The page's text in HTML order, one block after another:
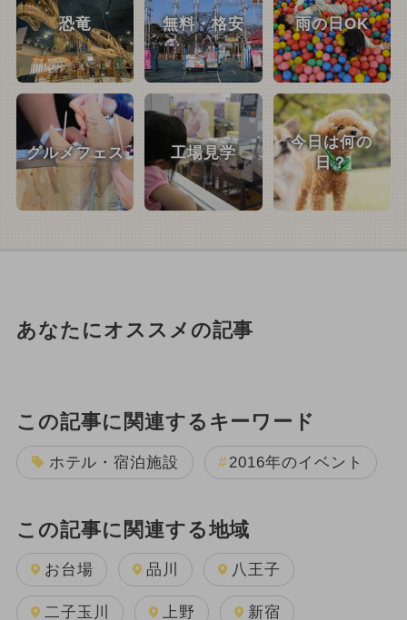
恐竜 無料・格安 雨の日OK
グルメフェス 工場見学
今日は何の
日？
あなたにオススメの記事
この記事に関連するキーワード
ホテル・宿泊施設 2016年のイベント
この記事に関連する地域
お台場 品川 八王子
二子玉川 上野 新宿